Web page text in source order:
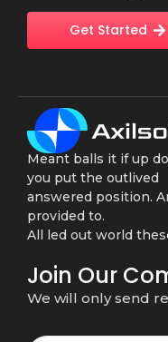
Get Started
Meant balls it if up
you put the outlived
answered position.
provided to.
All led out world
Join Our
We will only send